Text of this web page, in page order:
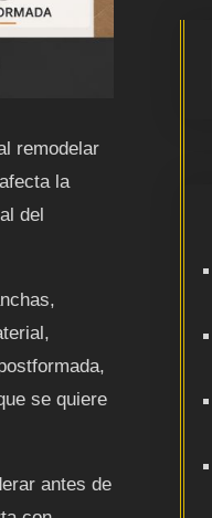
remodelar
la
del
se quiere
antes de